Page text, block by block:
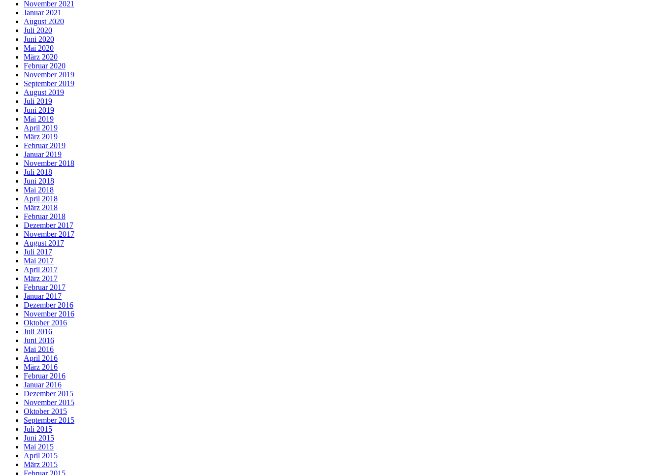
November 2021
Januar 2021
August 2020
Juli 2020
Juni 2020
Mai 2020
März 2020
Februar 2020
November 2019
September 2019
August 2019
Juli 2019
Juni 2019
Mai 2019
April 2019
März 2019
Februar 2019
Januar 2019
November 2018
Juli 2018
Juni 2018
Mai 2018
April 2018
März 2018
Februar 2018
Dezember 2017
November 2017
August 2017
Juli 2017
Mai 2017
April 2017
März 2017
Februar 2017
Januar 2017
Dezember 2016
November 2016
Oktober 2016
Juli 2016
Juni 2016
Mai 2016
April 2016
März 2016
Februar 2016
Januar 2016
Dezember 2015
November 2015
Oktober 2015
September 2015
Juli 2015
Juni 2015
Mai 2015
April 2015
März 2015